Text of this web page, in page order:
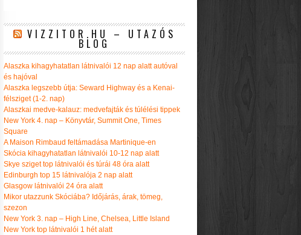
VIZZITOR.HU – UTAZÓS
BLOG
Alaszka kihagyhatatlan látnivalói 12 nap alatt autóval
és hajóval
Alaszka legszebb útja: Seward Highway és a Kenai-
félsziget (1-2. nap)
Alaszkai medve-kalauz: medvefajták és túlélési tippek
New York 4. nap – Könyvtár, Summit One, Times
Square
A Maison Rimbaud feltámadása Martinique-en
Skócia kihagyhatatlan látnivalói 10-12 nap alatt
Skye sziget top látnivalói és túrái 48 óra alatt
Edinburgh top 15 látnivalója 2 nap alatt
Glasgow látnivalói 24 óra alatt
Mikor utazzunk Skóciába? Időjárás, árak, tömeg,
szezon
New York 3. nap – High Line, Chelsea, Little Island
New York top látnivalói 1 hét alatt